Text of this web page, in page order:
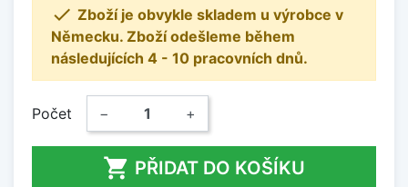
 Zboží je obvykle skladem u výrobce v
Německu. Zboží odešleme během
následujících 4 - 10 pracovních dnů.
Počet − +
 PŘIDAT DO KOŠÍKU